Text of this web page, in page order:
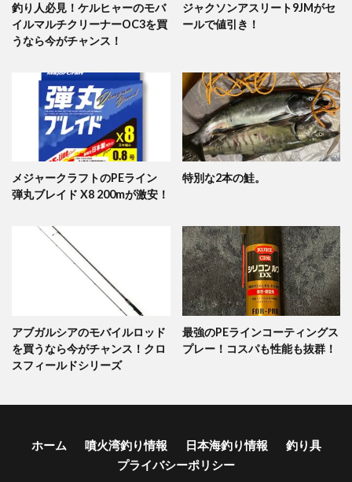
釣り人必見！ケルヒャーのモバ
イルマルチクリーナーOC3を買
うなら今がチャンス！
ジャクソンアスリート9JMがセ
ールで値引き！
メジャークラフトのPEライン
弾丸ブレイド X8 200mが激安！
特別な2本の鮭。
アブガルシアのモバイルロッド
を買うなら今がチャンス！クロ
スフィールドシリーズ
最強のPEラインコーティングス
プレー！コスパも性能も抜群！
ホーム 噴火湾釣り情報 日本海釣り情報
釣り具
プライバシーポリシー